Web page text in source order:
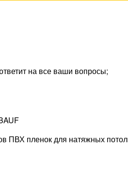
на все ваши вопросы;
пленок для натяжных